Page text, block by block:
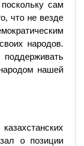
сам
что не везде
народов.
нашей
о позиции